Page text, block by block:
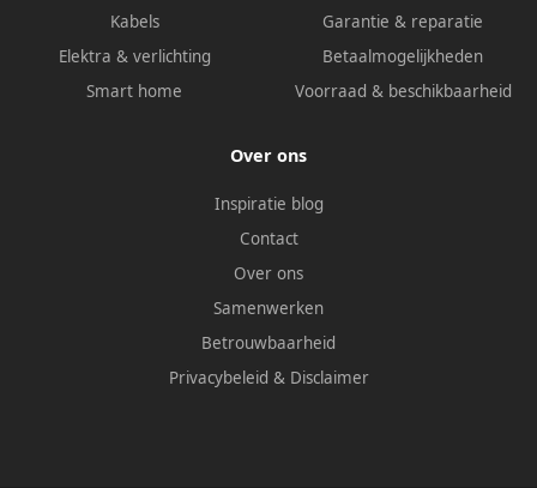
Kabels
Elektra & verlichting
Smart home
Garantie & reparatie
Betaalmogelijkheden
Voorraad & beschikbaarheid
Over ons
Inspiratie blog
Contact
Over ons
Samenwerken
Betrouwbaarheid
Privacybeleid & Disclaimer